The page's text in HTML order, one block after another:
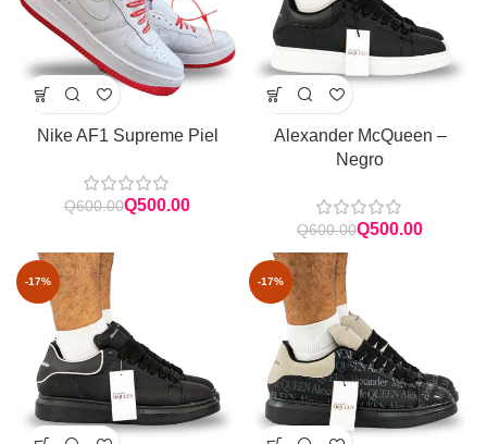
Nike AF1 Supreme Piel
Q600.00Q500.00
Alexander McQueen –
Negro
Q600.00Q500.00
-17% -17%